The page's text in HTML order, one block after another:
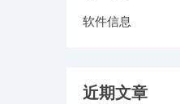
软件信息
近期文章